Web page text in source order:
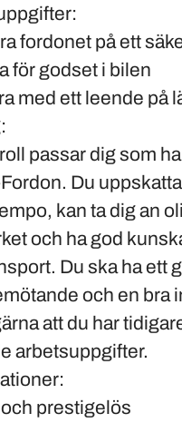
fordonet på ett
för godset i bilen
med ett leende på
passar dig som
Du
kan ta dig an
och ha god
Du ska ha ett
och en bra
att du har
arbetsuppgifter.
prestigelös